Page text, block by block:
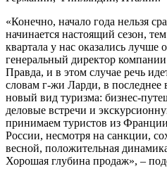
«Конечно, начало года нельзя
начинается настоящий сезон,
квартала у нас оказались лучше
генеральный директор
Правда, и в этом случае речь
словам г-жи Ларди, в последнее
новый вид туризма: бизнес-
деловые встречи и
принимаем туристов из
России, несмотря на санкции,
весной, положительная
Хорошая глубина продаж», –